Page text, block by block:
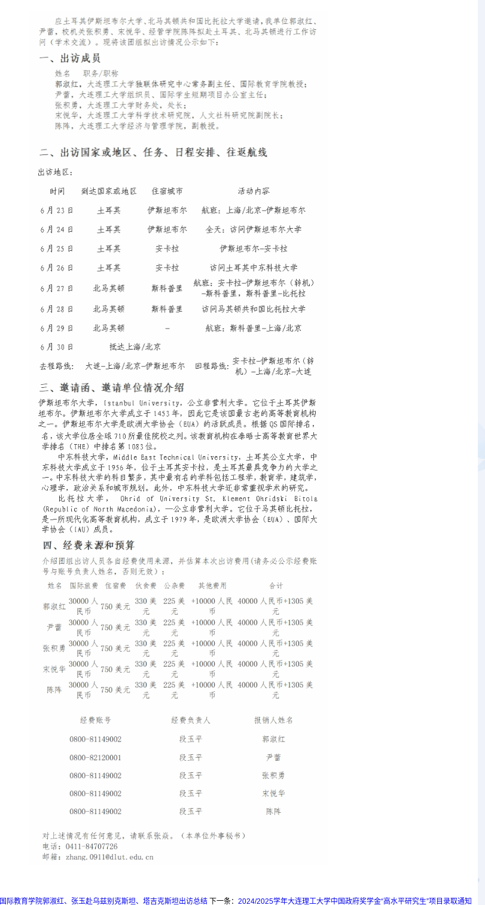
国际教育学院郭淑红、张玉赴乌兹别克斯坦、塔吉克斯坦出访总结 下一条： 2024/2025学年大连理工大学中国政府奖学金“高水平研究生”项目录取通知